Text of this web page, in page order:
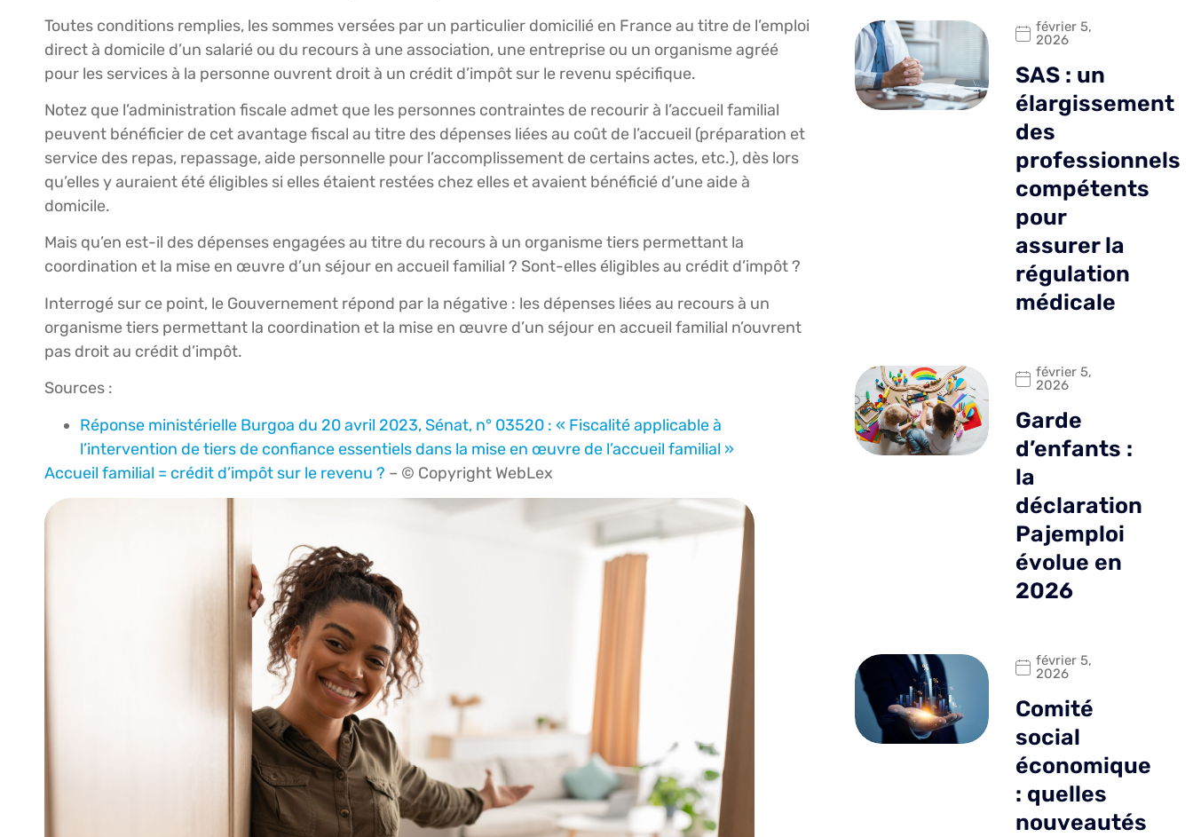
Toutes conditions remplies, les sommes versées par un particulier domicilié en France au titre de l’emploi
direct à domicile d’un salarié ou du recours à une association, une entreprise ou un organisme agréé
pour les services à la personne ouvrent droit à un crédit d’impôt sur le revenu spécifique.
Notez que l’administration fiscale admet que les personnes contraintes de recourir à l’accueil familial
peuvent bénéficier de cet avantage fiscal au titre des dépenses liées au coût de l’accueil (préparation et
service des repas, repassage, aide personnelle pour l’accomplissement de certains actes, etc.), dès lors
qu’elles y auraient été éligibles si elles étaient restées chez elles et avaient bénéficié d’une aide à
domicile.
Mais qu’en est-il des dépenses engagées au titre du recours à un organisme tiers permettant la
coordination et la mise en œuvre d’un séjour en accueil familial ? Sont-elles éligibles au crédit d’impôt ?
Interrogé sur ce point, le Gouvernement répond par la négative : les dépenses liées au recours à un
organisme tiers permettant la coordination et la mise en œuvre d’un séjour en accueil familial n’ouvrent
pas droit au crédit d’impôt.
Sources :
Réponse ministérielle Burgoa du 20 avril 2023, Sénat, n° 03520 : « Fiscalité applicable à
l’intervention de tiers de confiance essentiels dans la mise en œuvre de l’accueil familial »
Accueil familial = crédit d’impôt sur le revenu ? – © Copyright WebLex
février 5,
2026
SAS : un
élargissement
des
professionnels
compétents
pour
assurer la
régulation
médicale
février 5,
2026
Garde
d’enfants :
la
déclaration
Pajemploi
évolue en
2026
février 5,
2026
Comité
social
économique
: quelles
nouveautés